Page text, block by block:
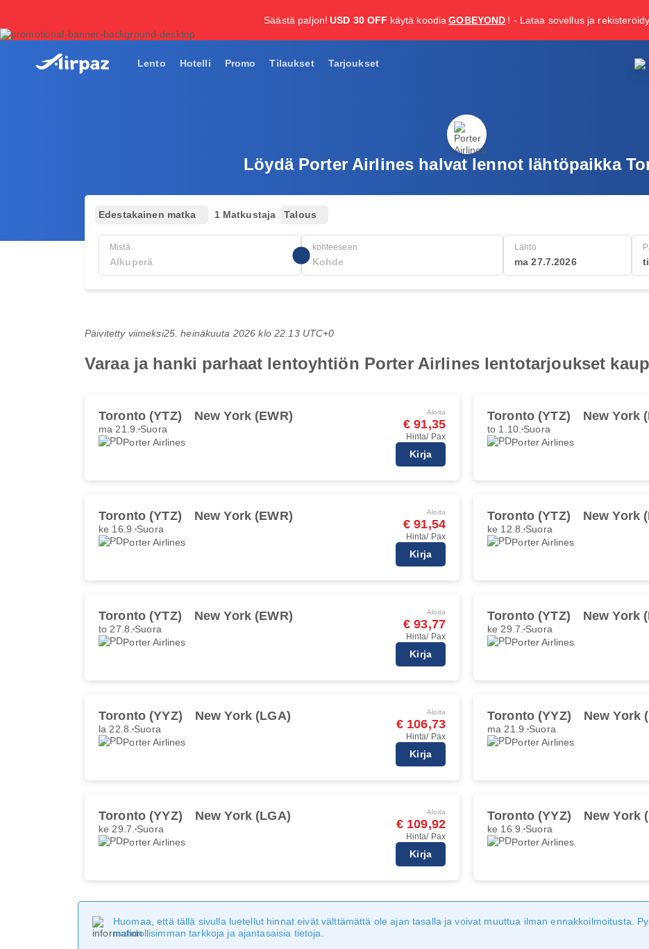
Säästä paljon! USD 30 OFF käytä koodia GOBEYOND ! - Lataa sovellus ja
Lento Hotelli Promo Tilaukset Tarjoukset
Löydä Porter Airlines halvat lennot lähtöpaikka
Edestakainen matka 1 Matkustaja Talous
Mistä kohteeseen Lähtö
ma 27.7.2026
Päivitetty viimeksi25. heinäkuuta 2026 klo 22.13 UTC+0
Varaa ja hanki parhaat lentoyhtiön Porter Airlines lentotarjoukset
Toronto (YTZ) New York (EWR)
ma 21.9. Suora
Porter Airlines
Aloita
€ 91,35
Hinta/ Pax
Kirja
Toronto (YTZ) New York
to 1.10. Suora
Porter Airlines
Toronto (YTZ) New York (EWR)
ke 16.9. Suora
Porter Airlines
Aloita
€ 91,54
Hinta/ Pax
Kirja
Toronto (YTZ) New York
ke 12.8. Suora
Porter Airlines
Toronto (YTZ) New York (EWR)
to 27.8. Suora
Porter Airlines
Aloita
€ 93,77
Hinta/ Pax
Kirja
Toronto (YTZ) New York
ke 29.7. Suora
Porter Airlines
Toronto (YYZ) New York (LGA)
la 22.8. Suora
Porter Airlines
Aloita
€ 106,73
Hinta/ Pax
Kirja
Toronto (YYZ) New York
ma 21.9. Suora
Porter Airlines
Toronto (YYZ) New York (LGA)
ke 29.7. Suora
Porter Airlines
Aloita
€ 109,92
Hinta/ Pax
Kirja
Toronto (YYZ) New York
ke 16.9. Suora
Porter Airlines
Huomaa, että tällä sivulla luetellut hinnat eivät välttämättä ole ajan tasalla ja voivat muuttua ilman ennakkoilmoitusta.
mahdollisimman tarkkoja ja ajantasaisia tietoja.